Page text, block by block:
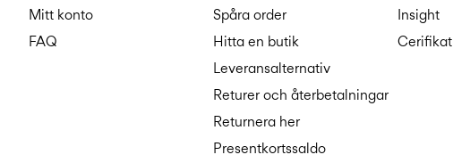
Mitt konto
FAQ
Spåra order
Hitta en butik
Leveransalternativ
Returer och återbetalningar
Returnera her
Presentkortssaldo
Insight
Cerifikat